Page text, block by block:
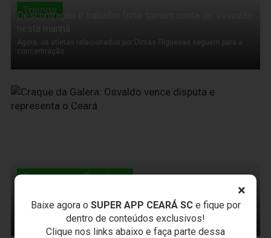
×
Baixe agora o SUPER APP CEARÁ SCe fique por
dentro de conteúdos exclusivos!
Clique nos links abaixo e faça parte dessa
Treinos
Descontração e trabalho forte tomam conta do Vovozão
Agora, os atletas relacionados por Dimas Filgueiras seguem para a
concentração
12 de Novembro de 2011
Campeonato Brasileiro
O atacante alvinegro venceu a primeira fase, quando disputou com o
goleiro Fernando Henrique e com o volante Michel